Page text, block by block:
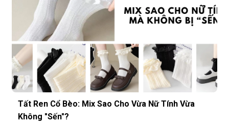
Tất Ren Cổ Bèo: Mix Sao Cho Vừa Nữ Tính Vừa
Không "Sến"?